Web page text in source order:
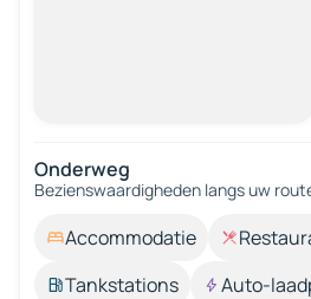
Onderweg
Bezienswaardigheden langs uw
Accommodatie
Tankstations
Auto-